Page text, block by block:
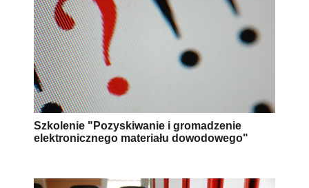
Szkolenie "Pozyskiwanie i gromadzenie
elektronicznego materiału dowodowego"